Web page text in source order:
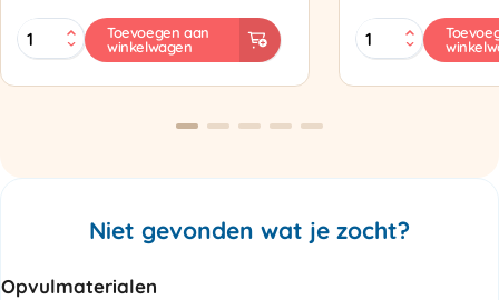
MINI
PAK'R
Refurbished
Toevoegen aan
winkelwagen
Zapak
ZP97
aantal
Niet gevonden wat je zocht?
Opvulmaterialen